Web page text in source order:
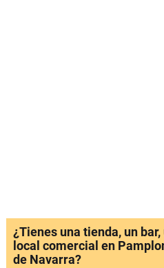
¿Tienes una tienda, un
local comercial en
de Navarra?